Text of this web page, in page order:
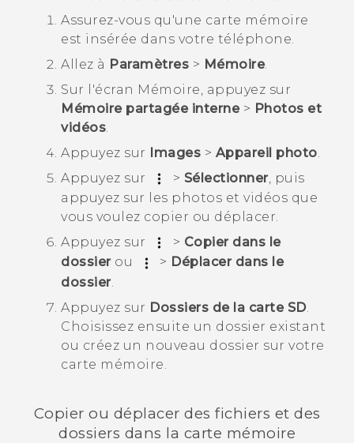
Assurez-vous qu'une carte mémoire
est insérée dans votre téléphone.
Allez à Paramètres > Mémoire.
Sur l'écran Mémoire, appuyez sur
Mémoire partagée interne> Photos et
vidéos.
Appuyez sur Images > Appareil photo.
Appuyez sur
> Sélectionner, puis
appuyez sur les photos et vidéos que
vous voulez copier ou déplacer.
Appuyez sur
> Copier dans le
dossierou > Déplacer dans le
dossier.
Appuyez sur Dossiers de la carte SD.
Choisissez ensuite un dossier existant
ou créez un nouveau dossier sur votre
carte mémoire.
Copier ou déplacer des fichiers et des
dossiers dans la carte mémoire